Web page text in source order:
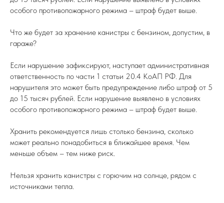
особого противопожарного режима – штраф будет выше.
Что же будет за хранение канистры с бензином, допустим, в
гараже?
Если нарушение зафиксируют, наступает административная
ответственность по части 1 статьи 20.4 КоАП РФ. Для
нарушителя это может быть предупреждение либо штраф от 5
до 15 тысяч рублей. Если нарушение выявлено в условиях
особого противопожарного режима – штраф будет выше.
Хранить рекомендуется лишь столько бензина, сколько
может реально понадобиться в ближайшее время. Чем
меньше объем – тем ниже риск.
Нельзя хранить канистры с горючим на солнце, рядом с
источниками тепла.